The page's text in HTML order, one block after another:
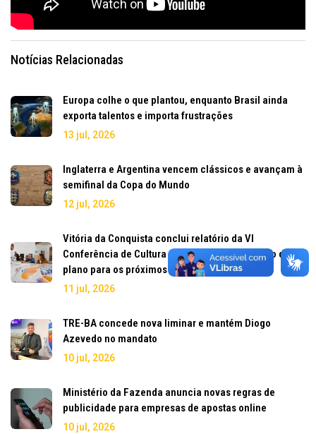
Notícias Relacionadas
Europa colhe o que plantou, enquanto Brasil ainda
exporta talentos e importa frustrações
13 jul, 2026
Inglaterra e Argentina vencem clássicos e avançam à
semifinal da Copa do Mundo
12 jul, 2026
Vitória da Conquista conclui relatório da VI
Conferência de Cultura e avança na elaboração do
plano para os próximos dez anos
11 jul, 2026
TRE-BA concede nova liminar e mantém Diogo
Azevedo no mandato
10 jul, 2026
Ministério da Fazenda anuncia novas regras de
publicidade para empresas de apostas online
10 jul, 2026